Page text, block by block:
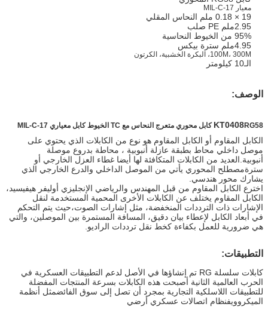
معيار MIL-C-17
19 × 0.18 ملم النحاس المقلي
2.95ملم PE صلب
95% من الخيوط النحاسية
4.95ملم سترة بيكس
100M، 300M، البكرة الخشبية، الكرتون
الـ10 كيلومتر
الوصف:
KT0408RG58 كابل محوري متعرج النحاس مع TC الخيوط كابل معياري MIL-C-17
الكابل المقاوم أو الكابل المقاوم هو نوع من الكابلات الذي يحتوي على
موصل داخلي محاط بطبقة عازلة أنبوبية ، محاطة بدروع موصلة
أنبوبية.العديد من الكابلات المتكافئة لها أيضا غطاء العزل الخارجي أو
سترةمصطلح المحوري يأتي من الموصل الداخلي والدرع الخارجي الذي
يشارك محور هندسي.
اخترع الكابل المقاوم من قبل المهندس والرياضي الإنجليزي أوليفر هيفيسيد،
الكابل المقاوم يختلف عن الكابلات الأخرى المحمية المستخدمة لنقل
الإشارات ذات الترددات المنخفضة، مثل إشارات الصوت،حيث يتم التحكم
في أبعاد الكابل لإعطاء بيان دقيق، المسافة المستمرة بين الموصلين، والتي
هي ضرورية للعمل بكفاءة كخط نقل ترددات الراديو.
التطبيقات:
كابلات سلسلة RG تم إنشاؤها في الأصل لدعم التطبيقات العسكرية في
الحرب العالمية الثانية أصبحت هذه الكابلات بسرعة المنتجات المفضلة
للتطبيقات اللاسلكية التجارية بمجرد أن تصل إلى سوق الفائضمثل أنظمة
الميكروويفنظام اتصالات عسكري أرضي